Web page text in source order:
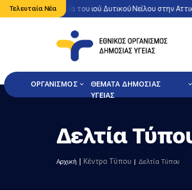
Τελευταία Νέα
Έντονη κυκλοφορία του ιού Δυτικού Νείλου στην
ΟΡΓΑΝΙΣΜΟΣ
ΘΕΜΑΤΑ ΔΗΜΟΣΙΑΣ
ΥΓΕΙΑΣ
Δελτία
Αρχική Κέντρο Τύπου Δελτία Τύπου